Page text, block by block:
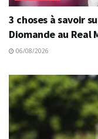
3 choses à savoir
Diomande au Real
06/08/2026